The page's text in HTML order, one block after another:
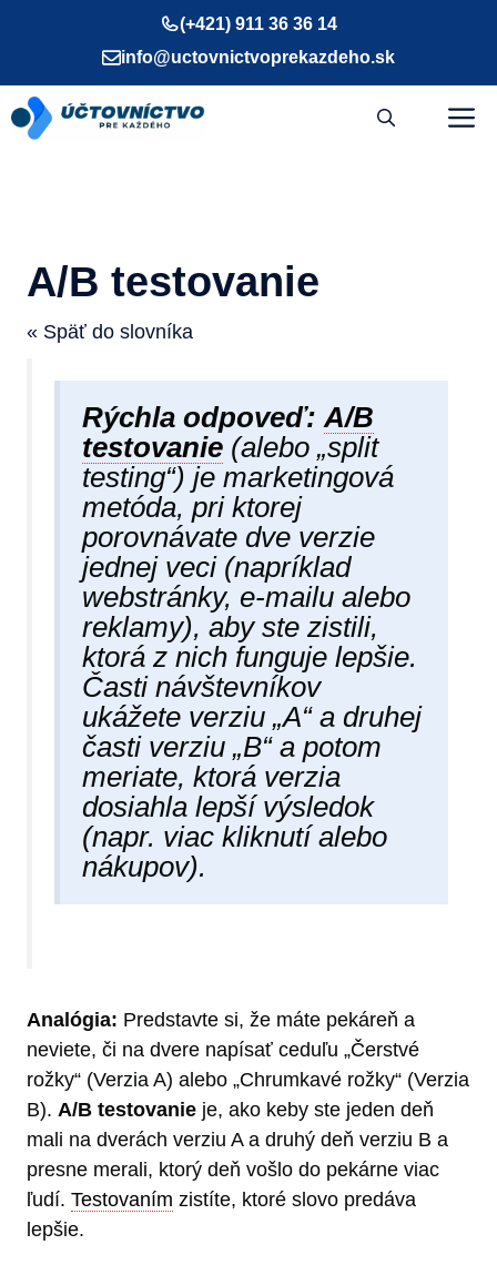
(+421) 911 36 36 14
info@uctovnictvoprekazdeho.sk
A/B testovanie
« Späť do slovníka
Rýchla odpoveď: A/B
testovanie (alebo „split
testing“) je marketingová
metóda, pri ktorej
porovnávate dve verzie
jednej veci (napríklad
webstránky, e-mailu alebo
reklamy), aby ste zistili,
ktorá z nich funguje lepšie.
Časti návštevníkov
ukážete verziu „A“ a druhej
časti verziu „B“ a potom
meriate, ktorá verzia
dosiahla lepší výsledok
(napr. viac kliknutí alebo
nákupov).
Analógia: Predstavte si, že máte pekáreň a
neviete, či na dvere napísať ceduľu „Čerstvé
rožky“ (Verzia A) alebo „Chrumkavé rožky“ (Verzia
B). A/B testovanie je, ako keby ste jeden deň
mali na dverách verziu A a druhý deň verziu B a
presne merali, ktorý deň vošlo do pekárne viac
ľudí. Testovaním zistíte, ktoré slovo predáva
lepšie.